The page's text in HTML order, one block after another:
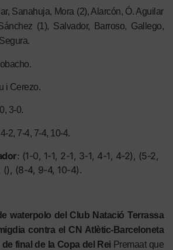
Sanahuja, Mora (2), Alarcón, Ó. Aguilar
(1), Salvador, Barroso, Gallego,
i Cerezo.
3-0.
4-2, 7-4, 7-4, 10-4.
: (1-0, 1-1, 2-1, 3-1, 4-1, 4-2), (5-2,
(8-4, 9-4, 10-4).
waterpolo del Club Natació Terrassa
contra el CN Atlètic-Barceloneta
final de la Copa del Rei Premaat que